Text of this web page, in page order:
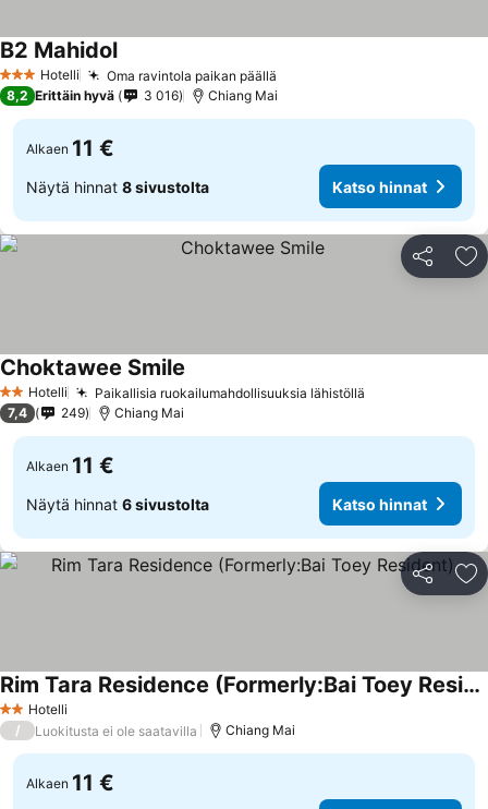
3 Tähtiluokitus
Hotelli Oma ravintola paikan päällä
B2 Mahidol
8,2 Erittäin hyvä 3 016 Chiang Mai
Alkaen 11 €
Näytä hinnat 8 sivustolta Katso hinnat
Jaa
2 Tähtiluokitus
Hotelli Paikallisia ruokailumahdollisuuksia lähistöllä
Choktawee Smile
7,4 249 Chiang Mai
Alkaen 11 €
Näytä hinnat 6 sivustolta Katso hinnat
Jaa
2 Tähtiluokitus
Hotelli
Rim Tara Residence (Formerly:Bai Toey Resident)
/ Luokitusta ei ole saatavilla Chiang Mai
Alkaen 11 €